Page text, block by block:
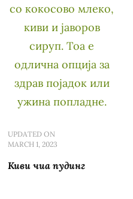
UPDATED ON
MARCH 1, 2023
Киви чиа пудинг